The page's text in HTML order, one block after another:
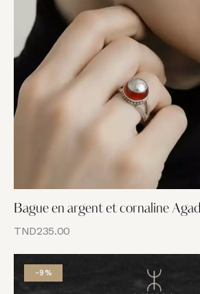
Bague en argent et cornaline
TND235.00
-9%